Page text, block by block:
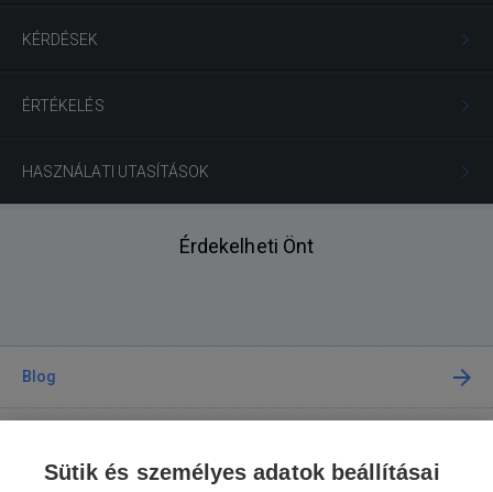
KÉRDÉSEK
ÉRTÉKELÉS
HASZNÁLATI UTASÍTÁSOK
Érdekelheti Önt
Blog
Sütik és személyes adatok beállításai